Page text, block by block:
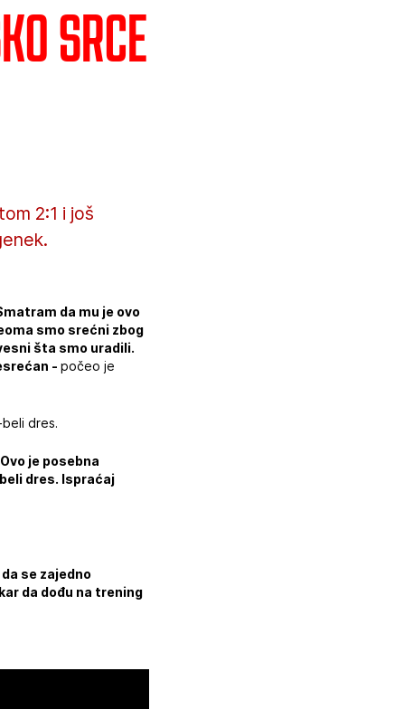
srce
2:1 i još
da mu je ovo
smo srećni zbog
šta smo uradili.
-počeo je
dres.
je posebna
dres. Ispraćaj
se zajedno
da dođu na trening